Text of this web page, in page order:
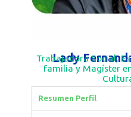
Lady
Trabajadora Social,
familia y Magíster
Resumen Perfil